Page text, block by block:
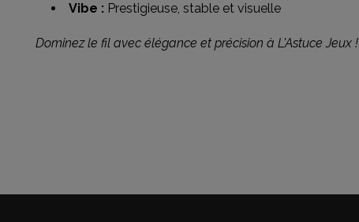
Vibe : Prestigieuse, stable et visuelle
Dominez le fil avec élégance et précision à L'Astuce Jeux !